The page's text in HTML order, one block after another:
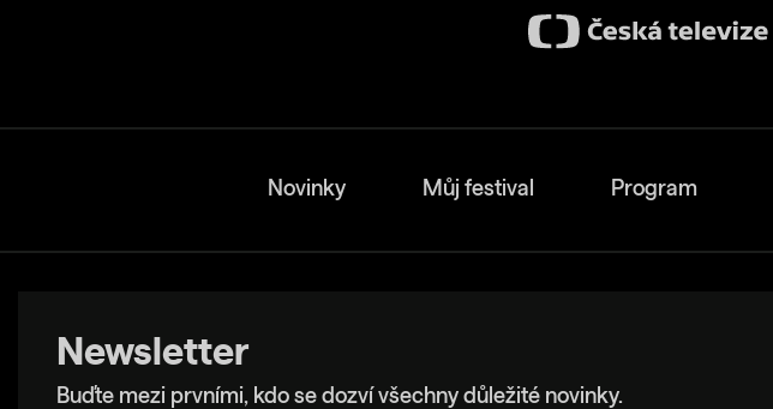
Novinky Můj festival Program
Newsletter
Buďte mezi prvními, kdo se dozví všechny důležité novinky.